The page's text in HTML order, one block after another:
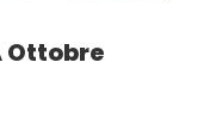
Ottobre